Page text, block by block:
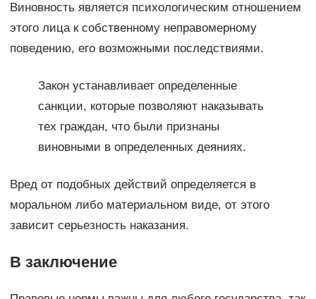
Виновность является психологическим отношением
этого лица к собственному неправомерному
поведению, его возможными последствиями.
Закон устанавливает определенные
санкции, которые позволяют наказывать
тех граждан, что были признаны
виновными в определенных деяниях.
Вред от подобных действий определяется в
моральном либо материальном виде, от этого
зависит серьезность наказания.
В заключение